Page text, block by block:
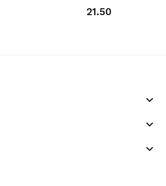
21.50
keyboard_arrow_down
keyboard_arrow_down
keyboard_arrow_down